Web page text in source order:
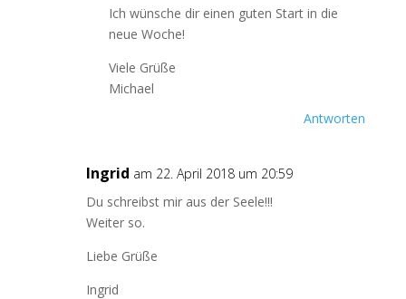
Ich wünsche dir einen guten Start in die
neue Woche!
Viele Grüße
Michael
Antworten
Ingrid am 22. April 2018 um 20:59
Du schreibst mir aus der Seele!!!
Weiter so.
Liebe Grüße
Ingrid